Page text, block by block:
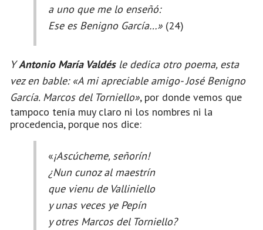
a uno que me lo enseñó:
Ese es Benigno García…» (24)
YAntonio María Valdésle dedica otro poema, esta
vez en bable: «A mi apreciable amigo- José Benigno
García. Marcos del Torniello», por donde vemos que
tampoco tenía muy claro ni los nombres ni la
procedencia, porque nos dice:
«¡Ascúcheme, señorín!
¿Nun cunoz al maestrín
que vienu de Valliniello
y unas veces ye Pepín
y otres Marcos del Torniello?